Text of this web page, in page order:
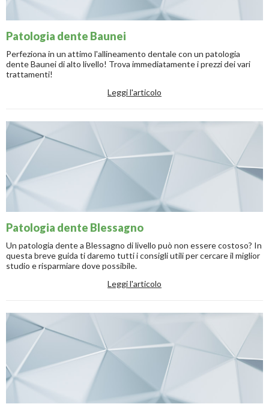
Patologia dente Baunei
Perfeziona in un attimo l'allineamento dentale con un patologia
dente Baunei di alto livello! Trova immediatamente i prezzi dei vari
trattamenti!
Leggi l'articolo
Patologia dente Blessagno
Un patologia dente a Blessagno di livello può non essere costoso? In
questa breve guida ti daremo tutti i consigli utili per cercare il miglior
studio e risparmiare dove possibile.
Leggi l'articolo